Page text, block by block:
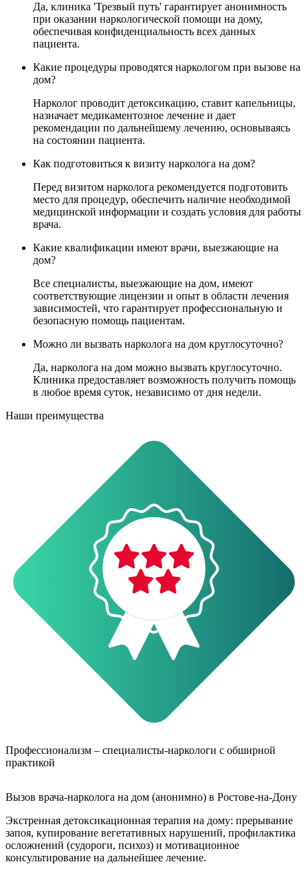
Да, клиника 'Трезвый путь' гарантирует анонимность
при оказании наркологической помощи на дому,
обеспечивая конфиденциальность всех данных
пациента.
Какие процедуры проводятся наркологом при вызове на
дом?
Нарколог проводит детоксикацию, ставит капельницы,
назначает медикаментозное лечение и дает
рекомендации по дальнейшему лечению, основываясь
на состоянии пациента.
Как подготовиться к визиту нарколога на дом?
Перед визитом нарколога рекомендуется подготовить
место для процедур, обеспечить наличие необходимой
медицинской информации и создать условия для работы
врача.
Какие квалификации имеют врачи, выезжающие на
дом?
Все специалисты, выезжающие на дом, имеют
соответствующие лицензии и опыт в области лечения
зависимостей, что гарантирует профессиональную и
безопасную помощь пациентам.
Можно ли вызвать нарколога на дом круглосуточно?
Да, нарколога на дом можно вызвать круглосуточно.
Клиника предоставляет возможность получить помощь
в любое время суток, независимо от дня недели.
Наши преимущества
Профессионализм – специалисты-наркологи с обширной
практикой
Вызов врача-нарколога на дом (анонимно) в Ростове-на-Дону
Экстренная детоксикационная терапия на дому: прерывание
запоя, купирование вегетативных нарушений, профилактика
осложнений (судороги, психоз) и мотивационное
консультирование на дальнейшее лечение.